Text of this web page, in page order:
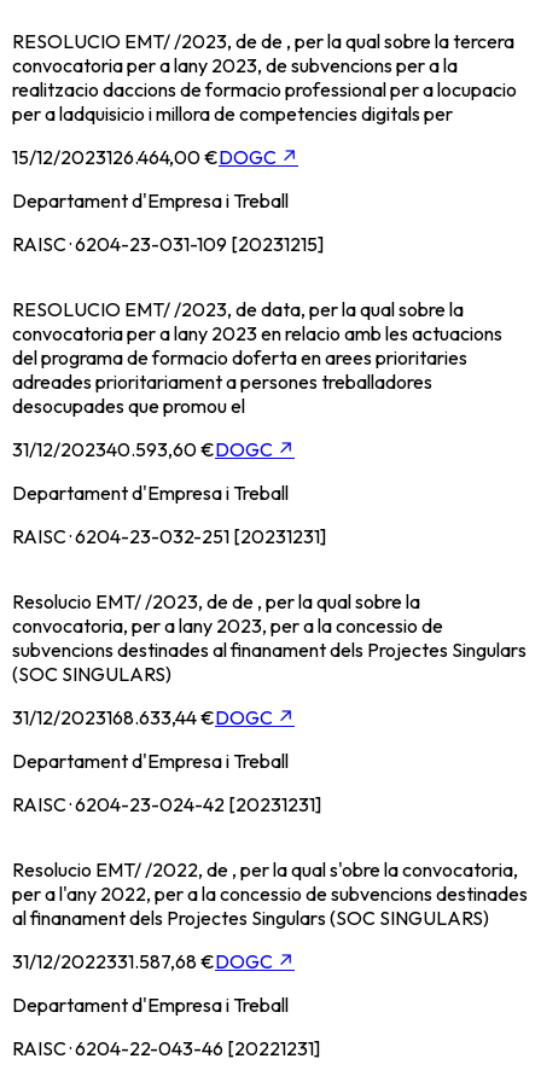
RESOLUCIO EMT/ /2023, de de , per la qual sobre la tercera
convocatoria per a lany 2023, de subvencions per a la
realitzacio daccions de formacio professional per a locupacio
per a ladquisicio i millora de competencies digitals per
15/12/2023126.464,00 €DOGC ↗
Departament d'Empresa i Treball
RAISC · 6204-23-031-109 [20231215]
RESOLUCIO EMT/ /2023, de data, per la qual sobre la
convocatoria per a lany 2023 en relacio amb les actuacions
del programa de formacio doferta en arees prioritaries
adreades prioritariament a persones treballadores
desocupades que promou el
31/12/202340.593,60 €DOGC ↗
Departament d'Empresa i Treball
RAISC · 6204-23-032-251 [20231231]
Resolucio EMT/ /2023, de de , per la qual sobre la
convocatoria, per a lany 2023, per a la concessio de
subvencions destinades al finanament dels Projectes Singulars
(SOC SINGULARS)
31/12/2023168.633,44 €DOGC ↗
Departament d'Empresa i Treball
RAISC · 6204-23-024-42 [20231231]
Resolucio EMT/ /2022, de , per la qual s'obre la convocatoria,
per a l'any 2022, per a la concessio de subvencions destinades
al finanament dels Projectes Singulars (SOC SINGULARS)
31/12/2022331.587,68 €DOGC ↗
Departament d'Empresa i Treball
RAISC · 6204-22-043-46 [20221231]